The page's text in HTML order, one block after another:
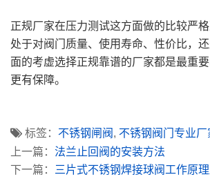
正规厂家在压力测试这方面做的比较严
处于对阀门质量、使用寿命、性价比，
面的考虚选择正规靠谱的厂家都是最重
更有保障。
标签： 不锈钢闸阀 , 不锈钢阀门专业厂
上一篇： 法兰止回阀的安装方法
下一篇：
三片式不锈钢焊接球阀工作原